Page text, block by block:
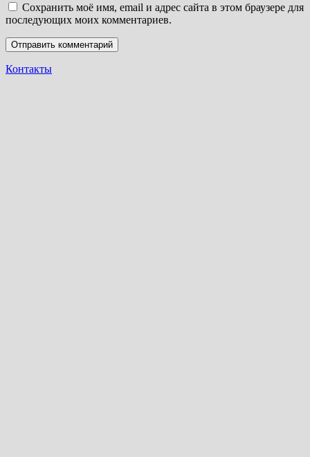
Сохранить моё имя, email и адрес сайта в этом браузере для
последующих моих комментариев.
Контакты